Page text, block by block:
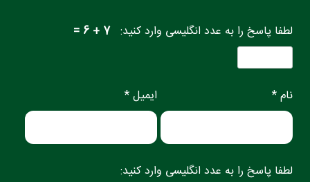
لطفا پاسخ را به عدد انگلیسی وارد کنید: 7 + 6 =
نام * ایمیل *
لطفا پاسخ را به عدد انگلیسی وارد کنید: